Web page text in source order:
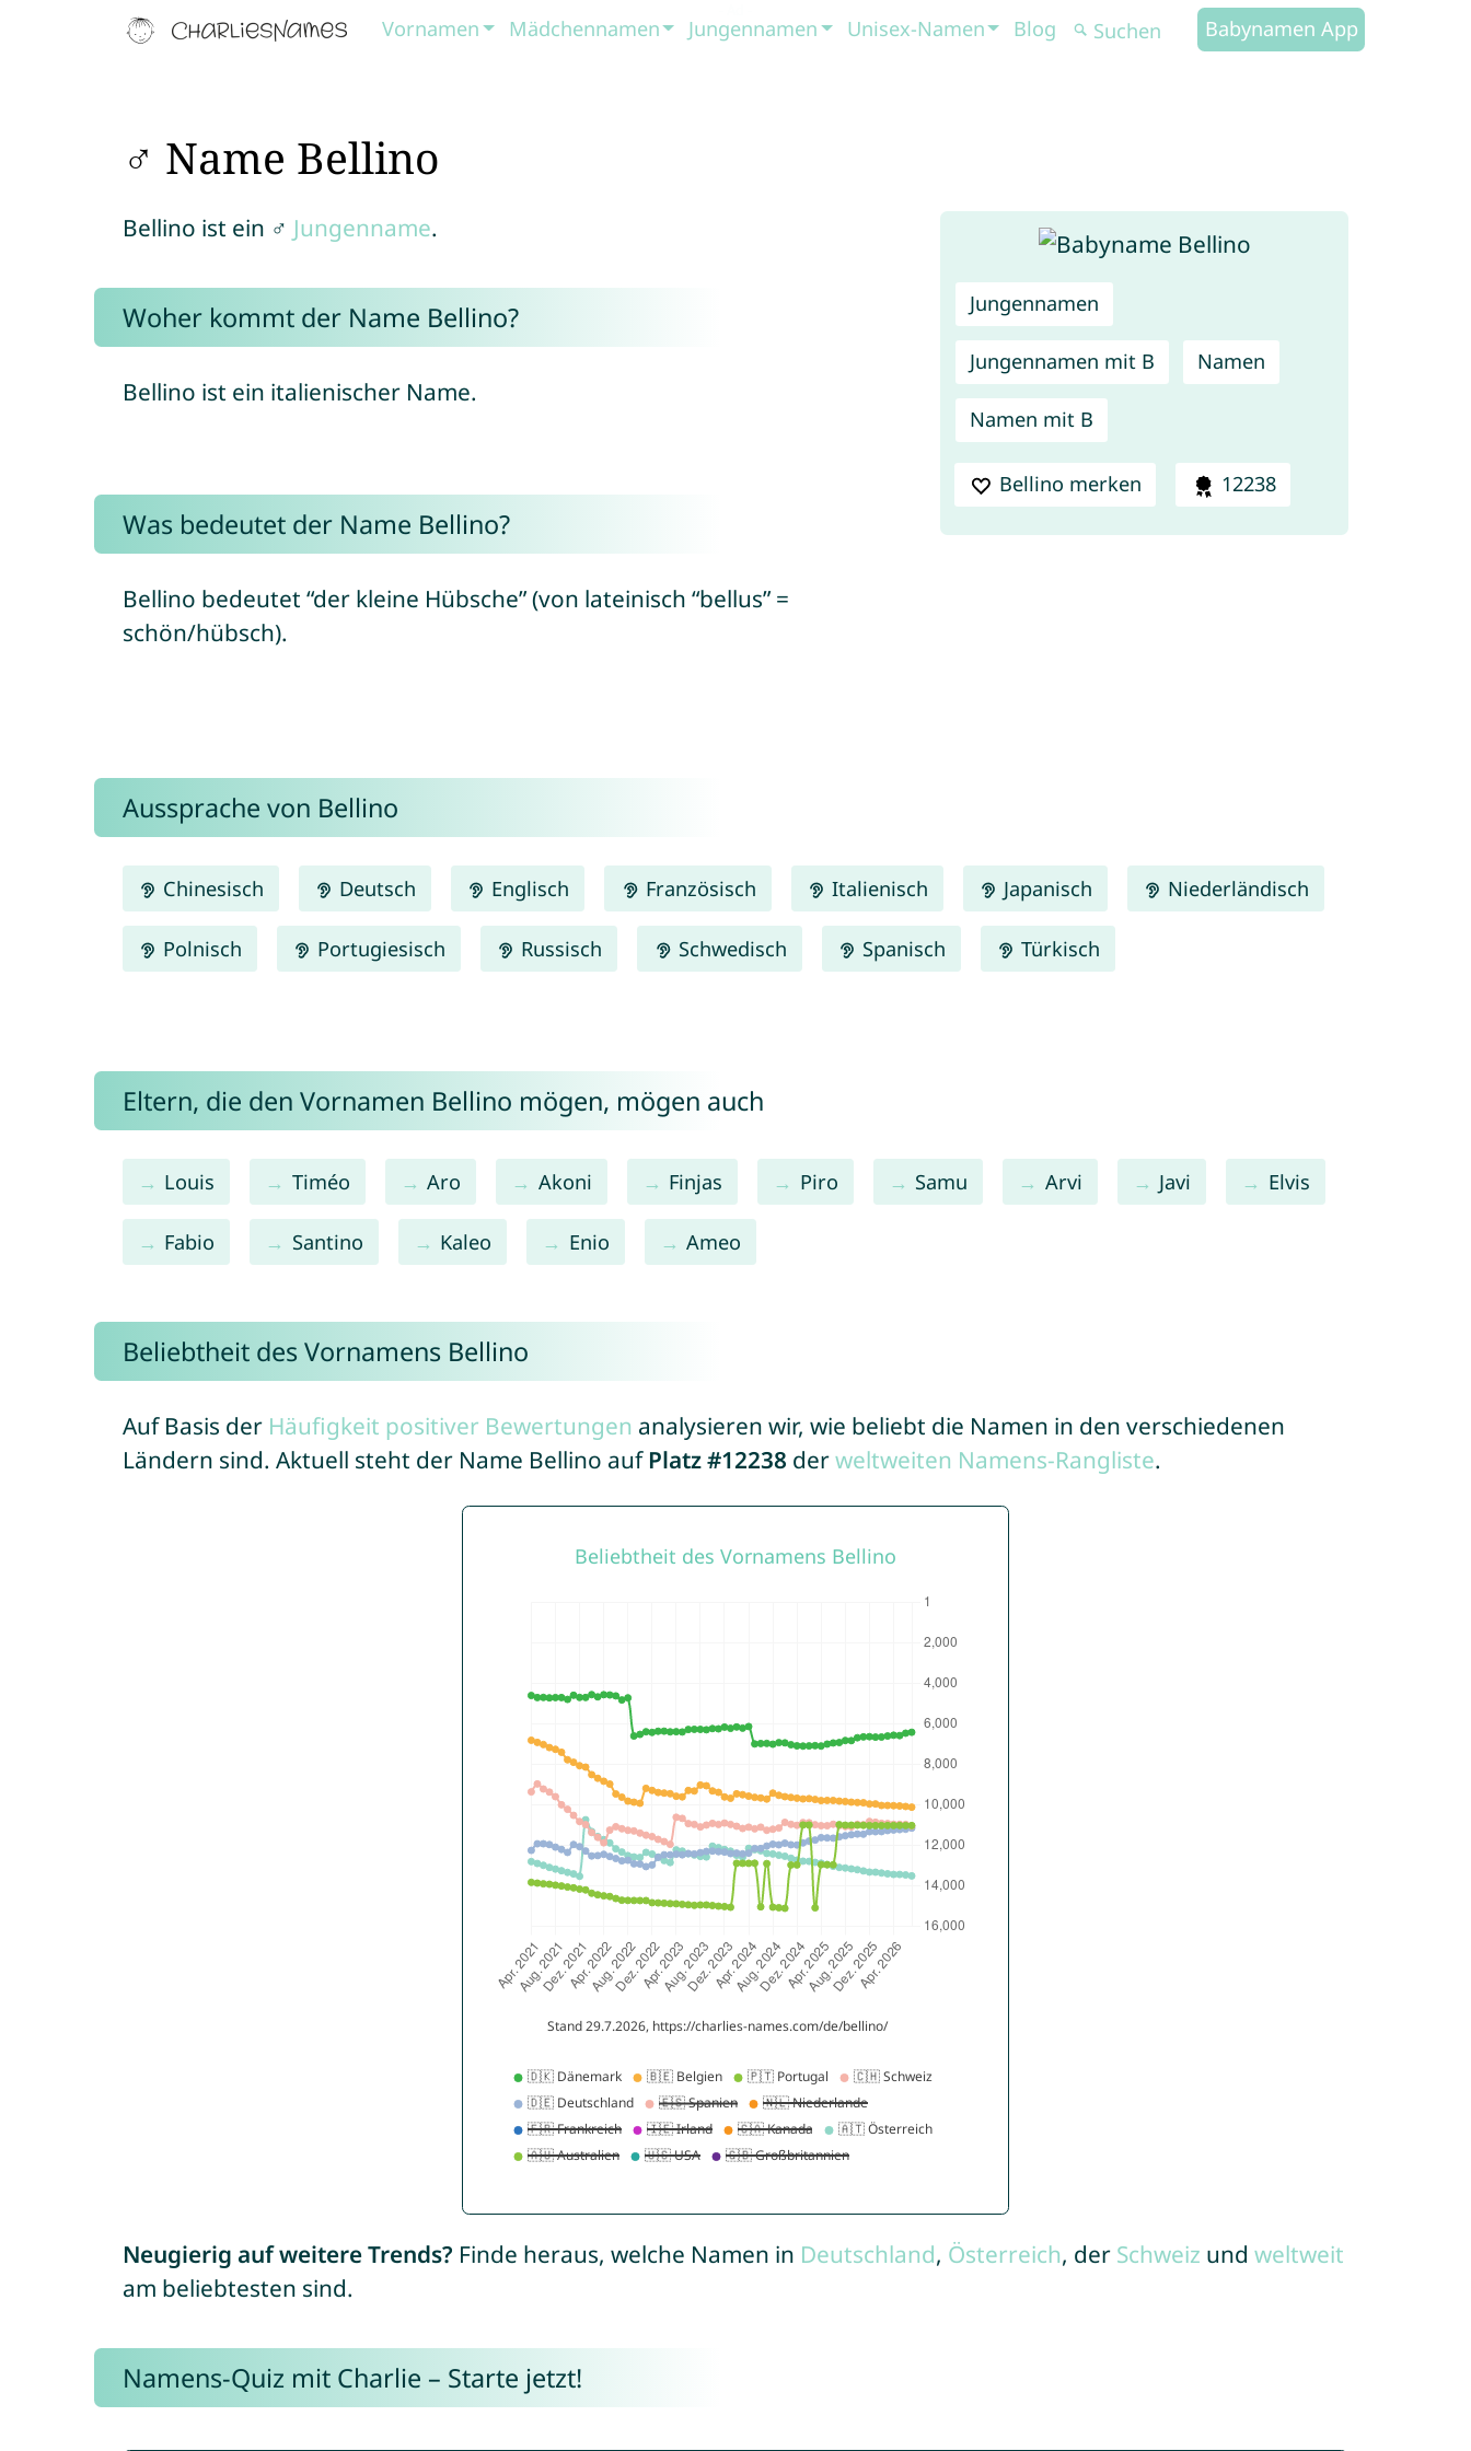
Vornamen Mädchennamen Jungennamen Unisex-Namen Blog Babynamen App
♂ Name Bellino
Jungennamen
Jungennamen mit B Namen
Namen mit B
Bellino merken 12238
Bellino ist ein ♂ Jungenname.
Woher kommt der Name Bellino?
Bellino ist ein italienischer Name.
Was bedeutet der Name Bellino?
Bellino bedeutet “der kleine Hübsche” (von lateinisch “bellus” =
schön/hübsch).
Aussprache von Bellino
Chinesisch Deutsch Englisch Französisch Italienisch Japanisch Niederländisch
Polnisch Portugiesisch Russisch Schwedisch Spanisch Türkisch
Eltern, die den Vornamen Bellino mögen, mögen auch
Louis Timéo Aro Akoni Finjas Piro Samu Arvi Javi Elvis
Fabio Santino Kaleo Enio Ameo
Beliebtheit des Vornamens Bellino
Auf Basis der Häufigkeit positiver Bewertungen analysieren wir, wie beliebt die Namen in den verschiedenen
Ländern sind. Aktuell steht der Name Bellino auf Platz #12238 derweltweiten Namens-Rangliste.
Neugierig auf weitere Trends? Finde heraus, welche Namen in Deutschland, Österreich, der Schweiz und weltweit
am beliebtesten sind.
Namens-Quiz mit Charlie – Starte jetzt!